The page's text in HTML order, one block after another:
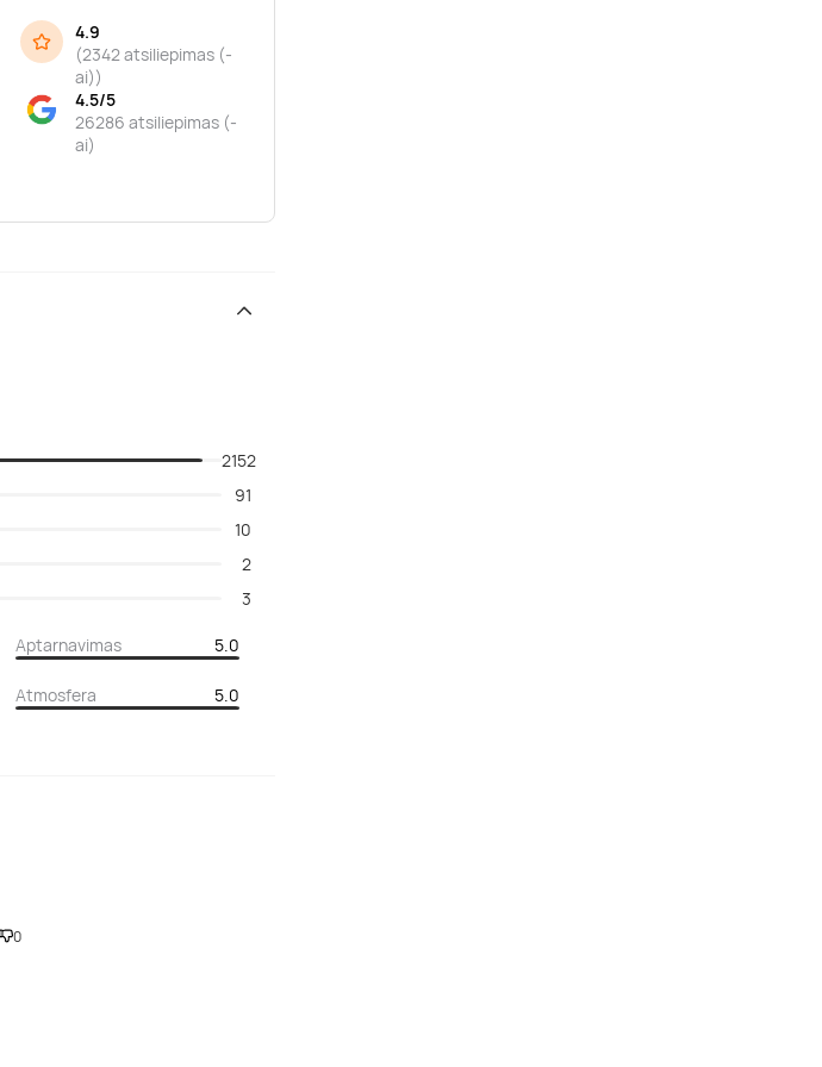
4.9
(2342 atsiliepimas (-
ai))
4.5/5
26286 atsiliepimas (-
ai)
2152
91
10
2
3
Aptarnavimas 5.0
Atmosfera 5.0
0